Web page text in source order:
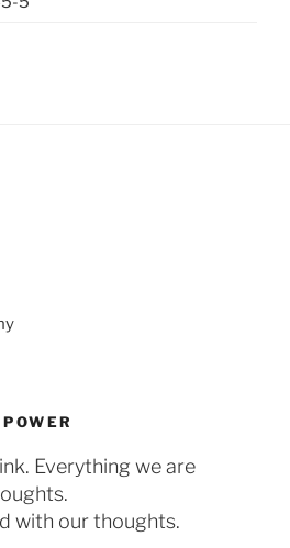
Everything we are
with our thoughts.